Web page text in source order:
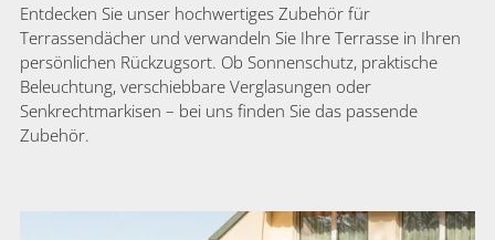
Entdecken Sie unser hochwertiges Zubehör für
Terrassendächer und verwandeln Sie Ihre Terrasse in Ihren
persönlichen Rückzugsort. Ob Sonnenschutz, praktische
Beleuchtung, verschiebbare Verglasungen oder
Senkrechtmarkisen – bei uns finden Sie das passende
Zubehör.